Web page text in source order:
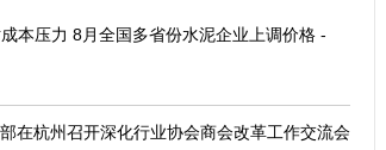
本压力 8月全国多省份水泥企业上调价格 -
在杭州召开深化行业协会商会改革工作交流会